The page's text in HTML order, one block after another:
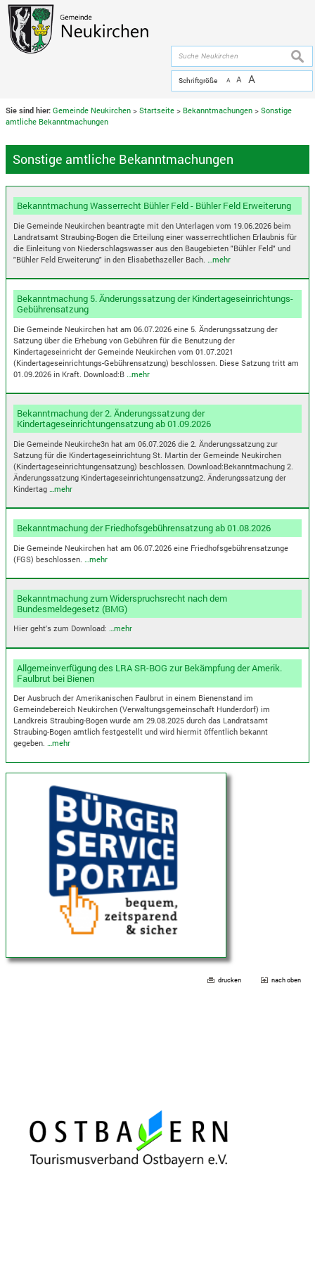
Zum Inhalt,zur Navigation
Schriftgröße A A A
Sie sind hier: Gemeinde Neukirchen >Startseite > Bekanntmachungen >Sonstige
amtliche Bekanntmachungen
Sonstige amtliche Bekanntmachungen
Bekanntmachung Wasserrecht Bühler Feld - Bühler Feld Erweiterung
Die Gemeinde Neukirchen beantragte mit den Unterlagen vom 19.06.2026 beim
Landratsamt Straubing-Bogen die Erteilung einer wasserrechtlichen Erlaubnis für
die Einleitung von Niederschlagswasser aus den Baugebieten "Bühler Feld" und
"Bühler Feld Erweiterung" in den Elisabethszeller Bach.
…mehr
Bekanntmachung 5. Änderungssatzung der Kindertageseinrichtungs-
Gebührensatzung
Die Gemeinde Neukirchen hat am 06.07.2026 eine 5. Änderungssatzung der
Satzung über die Erhebung von Gebühren für die Benutzung der
Kindertageseinricht der Gemeinde Neukirchen vom 01.07.2021
(Kindertageseinrichtungs-Gebührensatzung) beschlossen. Diese Satzung tritt am
01.09.2026 in Kraft. Download:B
…mehr
Bekanntmachung der 2. Änderungssatzung der
Kindertageseinrichtungensatzung ab 01.09.2026
Die Gemeinde Neukirche3n hat am 06.07.2026 die 2. Änderungssatzung zur
Satzung für die Kindertageseinrichtung St. Martin der Gemeinde Neukirchen
(Kindertageseinrichtungensatzung) beschlossen. Download:Bekanntmachung 2.
Änderungssatzung Kindertageseinrichtungensatzung2. Änderungssatzung der
Kindertag
…mehr
Bekanntmachung der Friedhofsgebührensatzung ab 01.08.2026
Die Gemeinde Neukirchen hat am 06.07.2026 eine Friedhofsgebührensatzunge
(FGS) beschlossen.
…mehr
Bekanntmachung zum Widerspruchsrecht nach dem
Bundesmeldegesetz (BMG)
Hier geht's zum Download:…mehr
Allgemeinverfügung des LRA SR-BOG zur Bekämpfung der Amerik.
Faulbrut bei Bienen
Der Ausbruch der Amerikanischen Faulbrut in einem Bienenstand im
Gemeindebereich Neukirchen (Verwaltungsgemeinschaft Hunderdorf) im
Landkreis Straubing-Bogen wurde am 29.08.2025 durch das Landratsamt
Straubing-Bogen amtlich festgestellt und wird hiermit öffentlich bekannt
gegeben.…mehr
drucken nach oben